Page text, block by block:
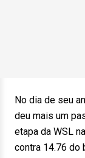
No dia de seu
deu mais um
etapa da WSL
contra 14.76 do